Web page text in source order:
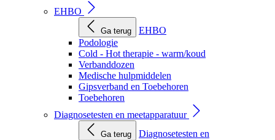
EHBO
Ga terug
EHBO
Podologie
Cold - Hot therapie - warm/koud
Verbanddozen
Medische hulpmiddelen
Gipsverband en Toebehoren
Toebehoren
Diagnosetesten en meetapparatuur
Ga terug
Diagnosetesten en